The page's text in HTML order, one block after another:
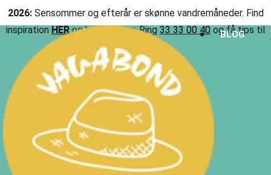
2026:Sensommer og efterår er skønne vandremåneder. Find
inspiration HERog book din tur. Ring 33 33 00 40 og få tips til
efterårsture.
Menu
BLOG